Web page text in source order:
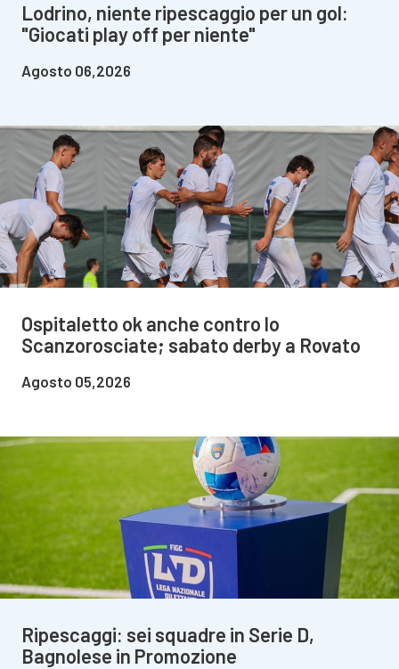
Lodrino, niente ripescaggio per un gol:
"Giocati play off per niente"
Agosto 06,2026
Ospitaletto ok anche contro lo
Scanzorosciate; sabato derby a Rovato
Agosto 05,2026
Ripescaggi: sei squadre in Serie D,
Bagnolese in Promozione